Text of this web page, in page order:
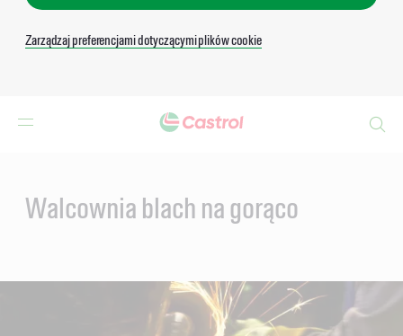
Zarządzaj preferencjami dotyczącymi plików cookie
Walcownia blach na gorąco